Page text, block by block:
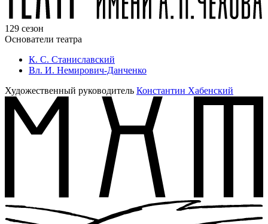
129 сезон
Основатели театра
К. С. Станиславский
Вл. И. Немирович-Данченко
Художественный руководитель Константин Хабенский